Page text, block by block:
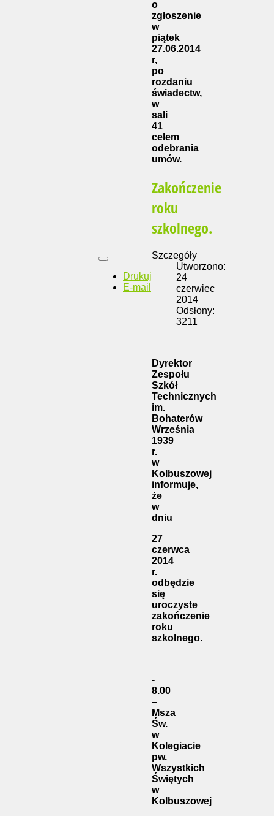
o
zgłoszenie
w
piątek
27.06.2014
r,
po
rozdaniu
świadectw,
w
sali
41
celem
odebrania
umów.
Zakończenie
roku
szkolnego.
Drukuj
E-mail
Szczegóły
Utworzono:
24
czerwiec
2014
Odsłony:
3211
Dyrektor
Zespołu
Szkół
Technicznych
im.
Bohaterów
Września
1939
r.
w
Kolbuszowej
informuje,
że
w
dniu
27
czerwca
2014
r.
odbędzie
się
uroczyste
zakończenie
roku
szkolnego.
-
8.00
–
Msza
Św.
w
Kolegiacie
pw.
Wszystkich
Świętych
w
Kolbuszowej